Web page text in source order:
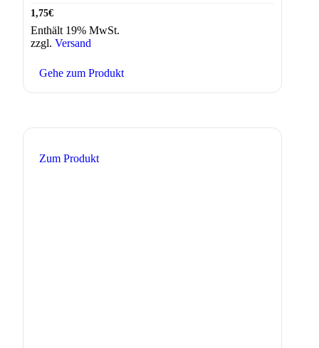
1,75€
Enthält 19% MwSt.
zzgl. Versand
Gehe zum Produkt
Zum Produkt